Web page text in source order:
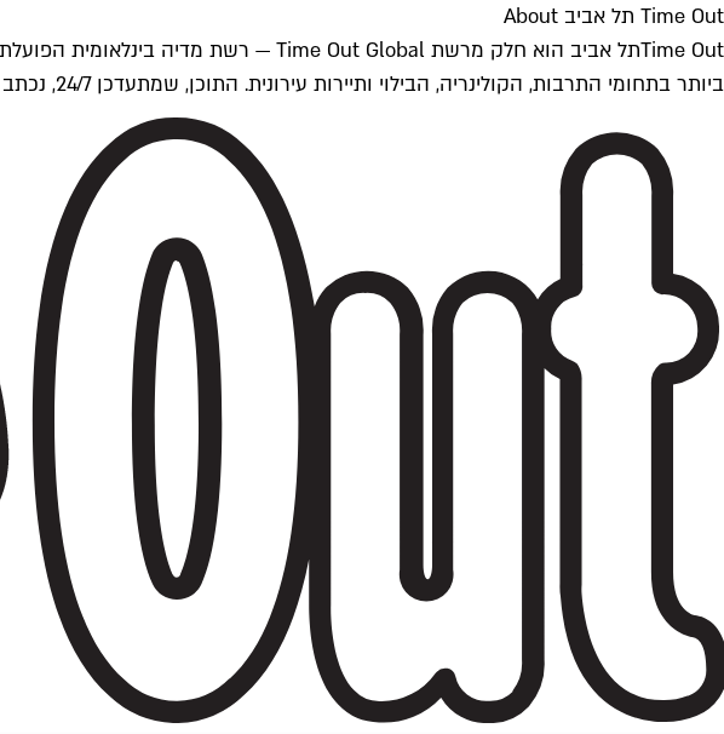
Time Out תל אביב About
ביותר בתחומי התרבות, הקולינריה, הבילוי ותיירות עירונית. התוכן, שמתעדכן 24/7, נכתב ונערך על ידי צוות עיתונאים מקצועי מקומי בישראל, בהתאם לסטנדרטים של Time Out העולמית.